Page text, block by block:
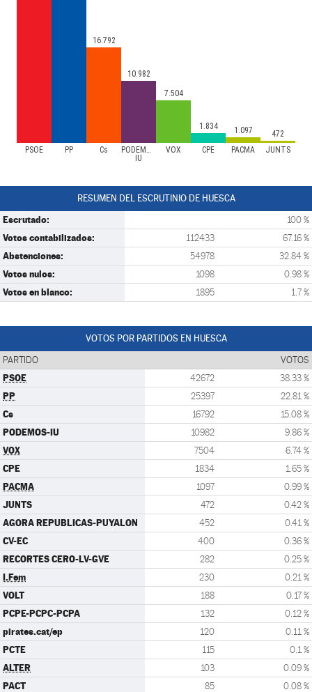
PSOE PP Cs
PODEMOS-
IU
VOX CPE PACMA JUNTS
16.792
10.982
7.504
1.834 1.097 472
RESUMEN DEL ESCRUTINIO DE HUESCA
Escrutado: 100 %
Votos contabilizados: 112433 67.16 %
Abstenciones: 54978 32.84 %
Votos nulos: 1098 0.98 %
Votos en blanco: 1895 1.7 %
VOTOS POR PARTIDOS EN HUESCA
PARTIDO VOTOS
PSOE 42672 38.33 %
PP 25397 22.81 %
Cs 16792 15.08 %
PODEMOS-IU 10982 9.86 %
VOX 7504 6.74 %
CPE 1834 1.65 %
PACMA 1097 0.99 %
JUNTS 472 0.42 %
AGORA REPUBLICAS-PUYALON 452 0.41 %
CV-EC 400 0.36 %
RECORTES CERO-LV-GVE 282 0.25 %
I.Fem 230 0.21 %
VOLT 188 0.17 %
PCPE-PCPC-PCPA 132 0.12 %
pirates.cat/ep 120 0.11 %
PCTE 115 0.1 %
ALTER 103 0.09 %
PACT 85 0.08 %